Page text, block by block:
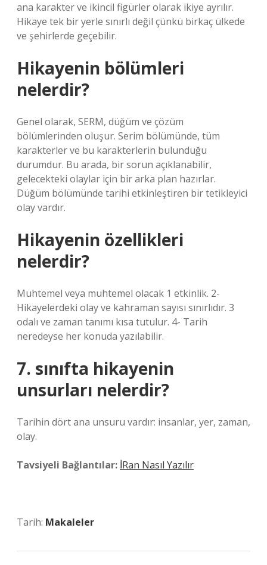
ana karakter ve ikincil figürler olarak ikiye ayrılır.
Hikaye tek bir yerle sınırlı değil çünkü birkaç ülkede
ve şehirlerde geçebilir.
Hikayenin bölümleri
nelerdir?
Genel olarak, SERM, düğüm ve çözüm
bölümlerinden oluşur. Serim bölümünde, tüm
karakterler ve bu karakterlerin bulunduğu
durumdur. Bu arada, bir sorun açıklanabilir,
gelecekteki olaylar için bir arka plan hazırlar.
Düğüm bölümünde tarihi etkinleştiren bir tetikleyici
olay vardır.
Hikayenin özellikleri
nelerdir?
Muhtemel veya muhtemel olacak 1 etkinlik. 2-
Hikayelerdeki olay ve kahraman sayısı sınırlıdır. 3
odalı ve zaman tanımı kısa tutulur. 4- Tarih
neredeyse her konuda yazılabilir.
7. sınıfta hikayenin
unsurları nelerdir?
Tarihin dört ana unsuru vardır: insanlar, yer, zaman,
olay.
Tavsiyeli Bağlantılar: İRan Nasıl Yazılır
Tarih: Makaleler